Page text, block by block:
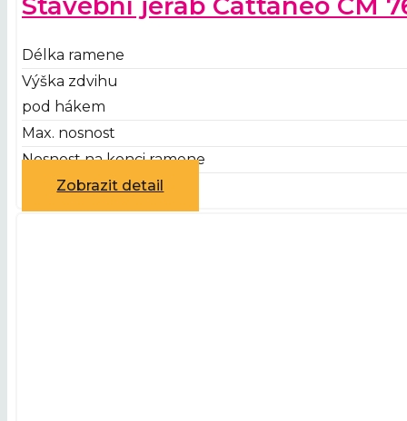
Délka ramene
Výška zdvihu
pod hákem
Max. nosnost
Nosnost na konci ramene
Zobrazit detail